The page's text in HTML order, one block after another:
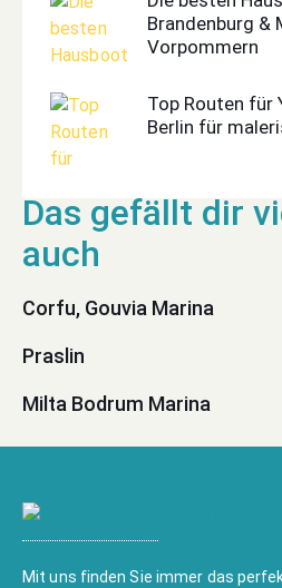
Brandenburg &
Vorpommern
Top Routen für
Berlin für
Corfu, Gouvia Marina
Praslin
Milta Bodrum Marina
Mit uns finden Sie immer das